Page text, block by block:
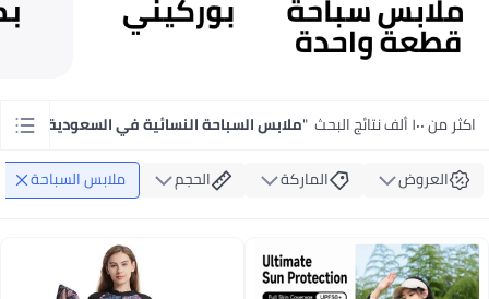
اكثر من ١٠٠ ألف نتائج البحث " ملابس السباحة النسائية في السعودية"
العروض
الماركة الحجم ملابس السباحة